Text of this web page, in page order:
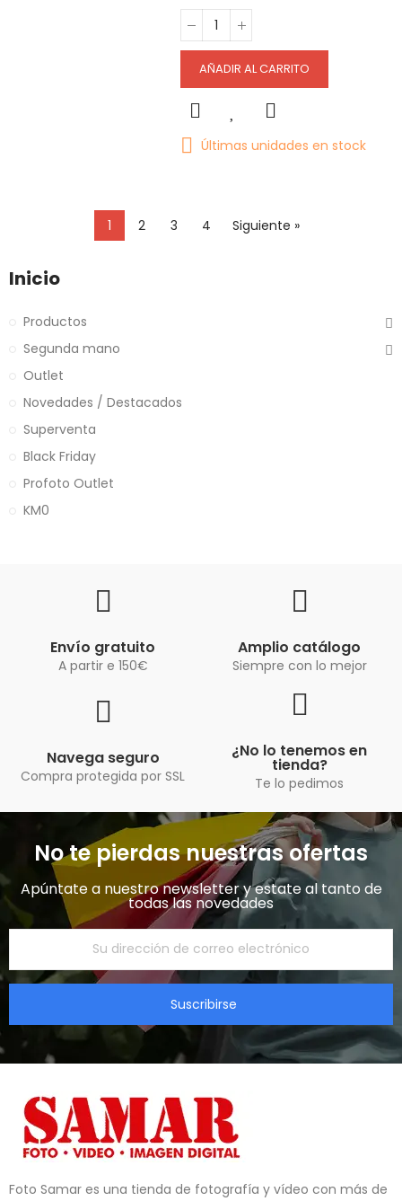
AÑADIR AL CARRITO
Últimas unidades en stock
1 2 3 4 Siguiente »
Inicio
Productos
Segunda mano
Outlet
Novedades / Destacados
Superventa
Black Friday
Profoto Outlet
KM0
Envío gratuito
A partir e 150€
Amplio catálogo
Siempre con lo mejor
Navega seguro
Compra protegida por SSL
¿No lo tenemos en
tienda?
Te lo pedimos
No te pierdas nuestras ofertas
Apúntate a nuestro newsletter y estate al tanto de
todas las novedades​
Suscribirse
Foto Samar es una tienda de fotografía y vídeo con más de